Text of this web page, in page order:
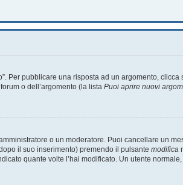
Per pubblicare una risposta ad un argomento,
o dell’argomento (la lista Puoi aprire nuovi
o un moderatore. Puoi cancellare un
il suo inserimento) premendo il pulsante modifica
quante volte l’hai modificato. Un utente